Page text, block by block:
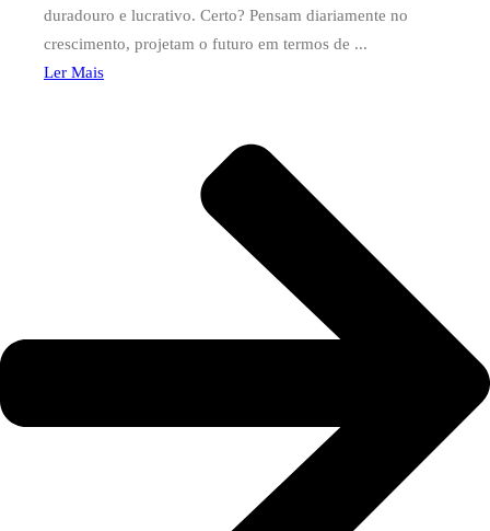
duradouro e lucrativo. Certo? Pensam diariamente no
crescimento, projetam o futuro em termos de ...
Ler Mais